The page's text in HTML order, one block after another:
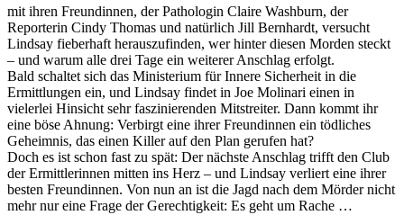
mit ihren Freundinnen, der Pathologin Claire Washburn, der
Reporterin Cindy Thomas und natürlich Jill Bernhardt, versucht
Lindsay fieberhaft herauszufinden, wer hinter diesen Morden steckt
– und warum alle drei Tage ein weiterer Anschlag erfolgt.
Bald schaltet sich das Ministerium für Innere Sicherheit in die
Ermittlungen ein, und Lindsay findet in Joe Molinari einen in
vielerlei Hinsicht sehr faszinierenden Mitstreiter. Dann kommt ihr
eine böse Ahnung: Verbirgt eine ihrer Freundinnen ein tödliches
Geheimnis, das einen Killer auf den Plan gerufen hat?
Doch es ist schon fast zu spät: Der nächste Anschlag trifft den Club
der Ermittlerinnen mitten ins Herz – und Lindsay verliert eine ihrer
besten Freundinnen. Von nun an ist die Jagd nach dem Mörder nicht
mehr nur eine Frage der Gerechtigkeit: Es geht um Rache …